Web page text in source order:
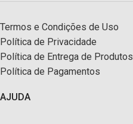
Termos e Condições de Uso
Política de Privacidade
Política de Entrega de Produtos
Política de Pagamentos
AJUDA